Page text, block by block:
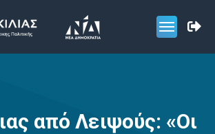
από Λειψούς: «Οι